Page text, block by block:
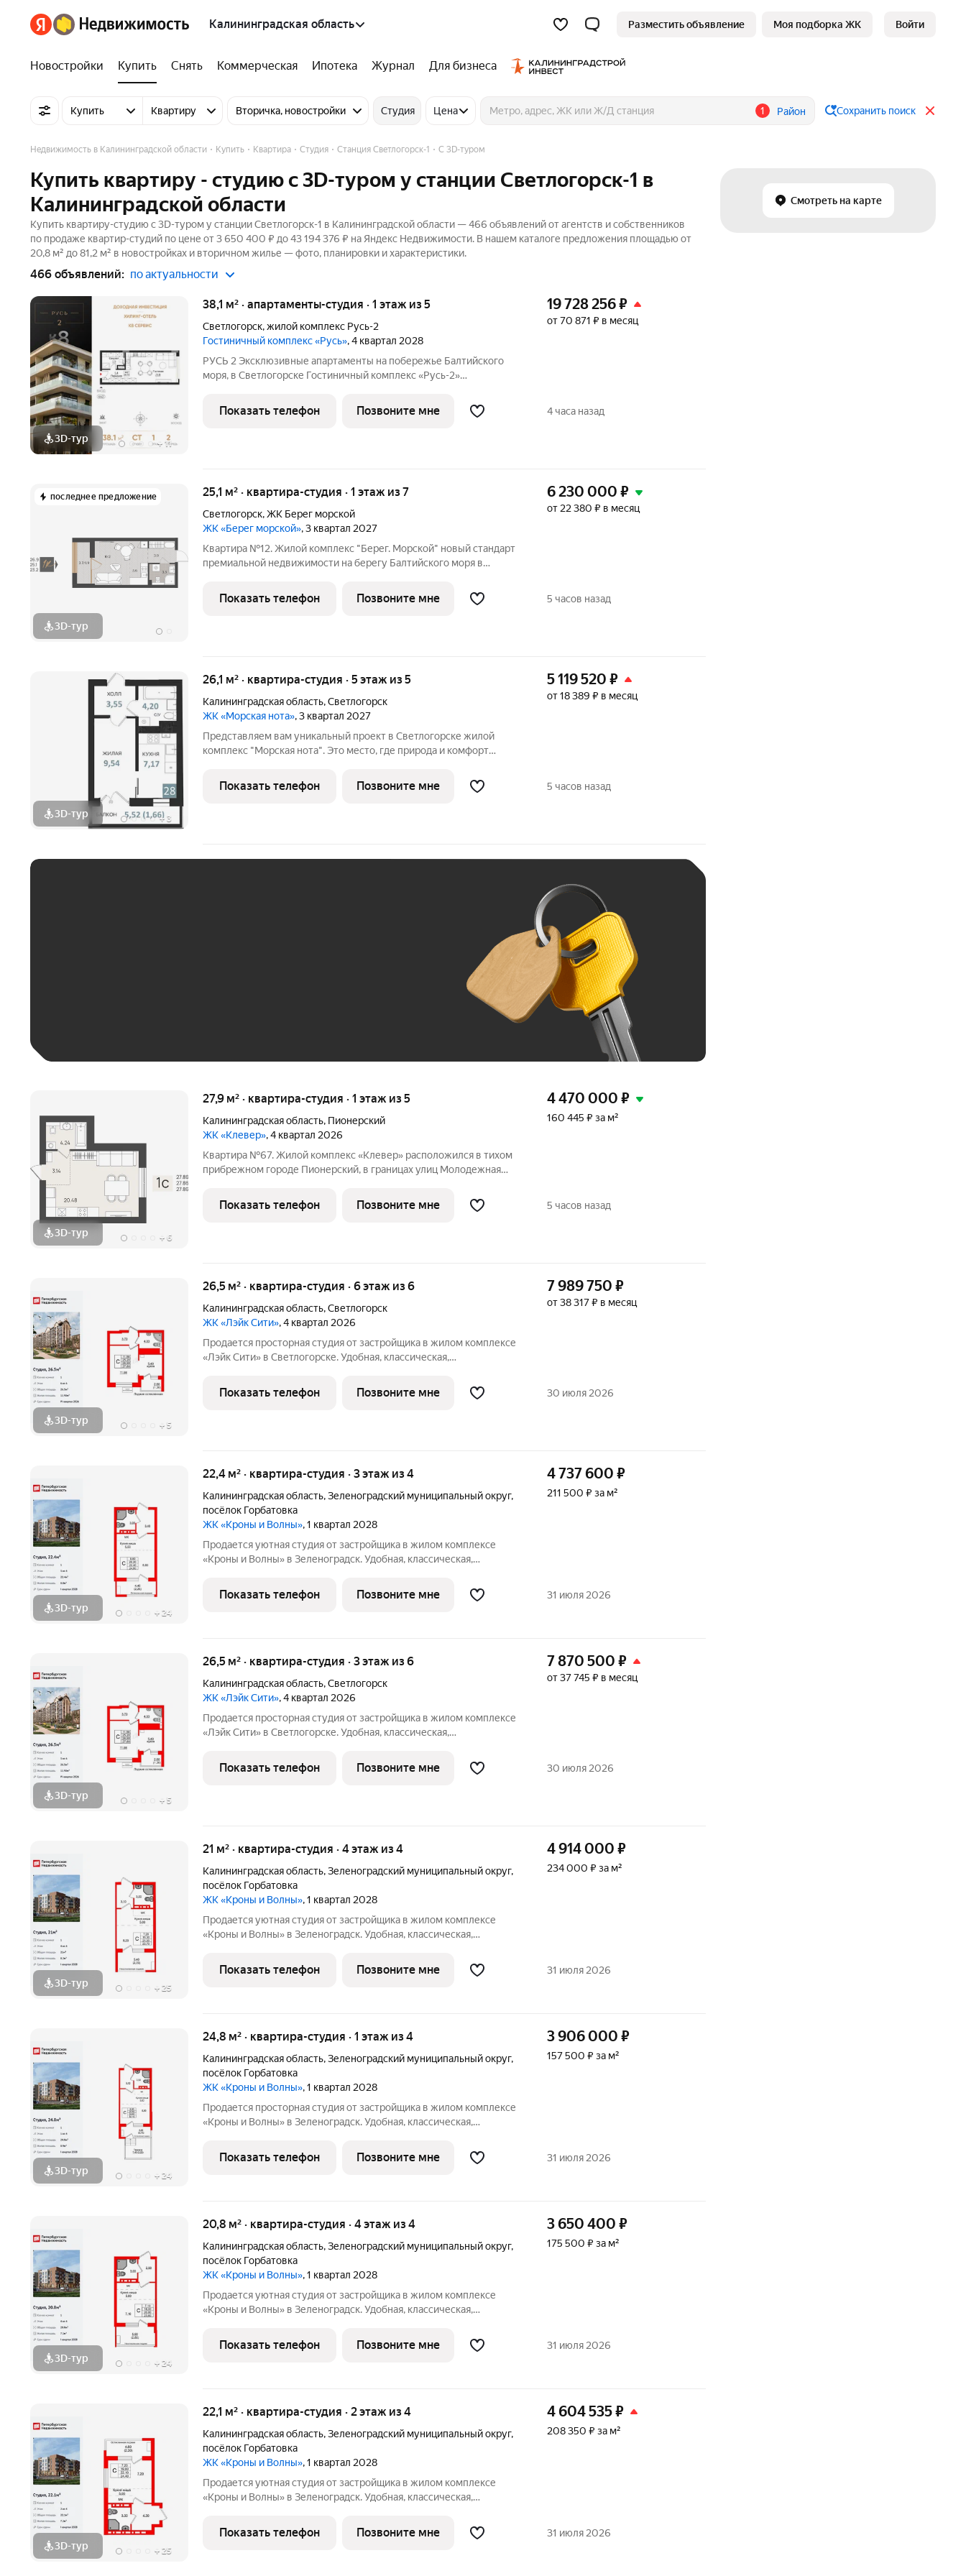
Калининградская область Разместить объявление Моя подборка ЖК Войти
Новостройки Купить Снять Коммерческая Ипотека Журнал Для бизнеса
Купить Квартиру Вторичка, новостройки Студия Цена 1 Район Сохранить поиск
Смотреть на карте
Недвижимость в Калининградской области Купить Квартира Студия Станция Светлогорск-1 C 3D-туром
Купить квартиру - студию c 3D-туром у станции Светлогорск-1 в
Калининградской области
Купить квартиру-студию c 3D-туром у станции Светлогорск-1 в Калининградской области — 466 объявлений от агентств и собственников
по продаже квартир-студий по цене от 3 650 400 ₽ до 43 194 376 ₽ на Яндекс Недвижимости. В нашем каталоге предложения площадью от
20,8 м² до 81,2 м² в новостройках и вторичном жилье — фото, планировки и характеристики.
466 объявлений: по актуальности
3D-тур + 11
38,1 м² · апартаменты-студия · 1 этаж из 5
Светлогорск,жилой комплекс Русь-2
Гостиничный комплекс «Русь», 4 квартал 2028
РУСЬ 2 Эксклюзивные апартаменты на побережье Балтийского
моря, в Светлогорске Гостиничный комплекс «Русь-2»
восстановления сил, отдыха, оздоровления на берегу моря. Срок
сдачи - 4 квартал 2028 года.
19 728 256₽
от 70 871 ₽ в месяц
Показать телефон Позвоните мне 4 часа назад
последнее предложение
3D-тур
25,1 м² · квартира-студия · 1 этаж из 7
Светлогорск,ЖК Берег морской
ЖК «Берег морской», 3 квартал 2027
Квартира №12. Жилой комплекс "Берег. Морской" новый стандарт
премиальной недвижимости на берегу Балтийского моря в
масштабного жилого квартала "Берег" на Олимпийском бульваре,
недалеко от
6 230 000 ₽
от 22 380 ₽ в месяц
Показать телефон Позвоните мне 5 часов назад
3D-тур + 3
26,1 м² · квартира-студия · 5 этаж из 5
Калининградская область,Светлогорск
ЖК «Морская нота», 3 квартал 2027
Представляем вам уникальный проект в Светлогорске жилой
комплекс "Морская нота". Это место, где природа и комфорт
жизни и отдыха. РАССРОЧКИ НА ВАШИХ УСЛОВИЯХ!
Архитектура и удобства
5 119 520 ₽
от 18 389 ₽ в месяц
Показать телефон Позвоните мне 5 часов назад
3D-тур + 6
27,9 м² · квартира-студия · 1 этаж из 5
Калининградская область, Пионерский
ЖК «Клевер», 4 квартал 2026
Квартира №67. Жилой комплекс «Клевер» расположился в тихом
прибрежном городе Пионерский, в границах улиц Молодежная
состоит из 5 пятиэтажных домов. Застройщиком спроектированы
одно-,
4 470 000 ₽
160 445 ₽ за м²
Показать телефон Позвоните мне 5 часов назад
3D-тур + 5
26,5 м² · квартира-студия · 6 этаж из 6
Калининградская область,Светлогорск
ЖК «Лэйк Сити», 4 квартал 2026
Продается просторная студия от застройщика в жилом комплексе
«Лэйк Сити» в Светлогорске. Удобная, классическая,
просторная прихожая 3.7 м. Общая площадь студии - 26.5 м, жилая
11.98 м,
7 989 750 ₽
от 38 317 ₽ в месяц
Показать телефон Позвоните мне 30 июля 2026
3D-тур + 24
22,4 м² · квартира-студия · 3 этаж из 4
Калининградская область,Зеленоградский муниципальный округ,
посёлок Горбатовка
ЖК «Кроны и Волны», 1 квартал 2028
Продается уютная студия от застройщика в жилом комплексе
«Кроны и Волны» в Зеленоградск. Удобная, классическая,
просторная прихожая 3.4 м. Общая площадь студии - 22.4 м, жилая
8.8 м, высота
4 737 600 ₽
211 500 ₽ за м²
Показать телефон Позвоните мне 31 июля 2026
3D-тур + 5
26,5 м² · квартира-студия · 3 этаж из 6
Калининградская область,Светлогорск
ЖК «Лэйк Сити», 4 квартал 2026
Продается просторная студия от застройщика в жилом комплексе
«Лэйк Сити» в Светлогорске. Удобная, классическая,
просторная прихожая 3.7 м. Общая площадь студии - 26.5 м, жилая
11.98 м,
7 870 500 ₽
от 37 745 ₽ в месяц
Показать телефон Позвоните мне 30 июля 2026
3D-тур + 25
21 м² · квартира-студия · 4 этаж из 4
Калининградская область,Зеленоградский муниципальный округ,
посёлок Горбатовка
ЖК «Кроны и Волны», 1 квартал 2028
Продается уютная студия от застройщика в жилом комплексе
«Кроны и Волны» в Зеленоградск. Удобная, классическая,
вместительная прихожая 3.1 м. Общая площадь студии - 21 м,
жилая 8.2 м, высота
4 914 000 ₽
234 000 ₽ за м²
Показать телефон Позвоните мне 31 июля 2026
3D-тур + 24
24,8 м² · квартира-студия · 1 этаж из 4
Калининградская область,Зеленоградский муниципальный округ,
посёлок Горбатовка
ЖК «Кроны и Волны», 1 квартал 2028
Продается просторная студия от застройщика в жилом комплексе
«Кроны и Волны» в Зеленоградск. Удобная, классическая,
вместительная прихожая 3.1 м. Общая площадь студии - 24.8 м,
жилая 8.9 м,
3 906 000 ₽
157 500 ₽ за м²
Показать телефон Позвоните мне 31 июля 2026
3D-тур + 24
20,8 м² · квартира-студия · 4 этаж из 4
Калининградская область,Зеленоградский муниципальный округ,
посёлок Горбатовка
ЖК «Кроны и Волны», 1 квартал 2028
Продается уютная студия от застройщика в жилом комплексе
«Кроны и Волны» в Зеленоградск. Удобная, классическая,
вместительная прихожая 2.9 м. Общая площадь студии - 20.8 м,
жилая 7.1 м,
3 650 400 ₽
175 500 ₽ за м²
Показать телефон Позвоните мне 31 июля 2026
3D-тур + 25
22,1 м² · квартира-студия · 2 этаж из 4
Калининградская область,Зеленоградский муниципальный округ,
посёлок Горбатовка
ЖК «Кроны и Волны», 1 квартал 2028
Продается уютная студия от застройщика в жилом комплексе
«Кроны и Волны» в Зеленоградск. Удобная, классическая,
просторная прихожая 4.3 м. Общая площадь студии - 22.1 м, жилая
7.2 м, высота
4 604 535₽
208 350 ₽ за м²
Показать телефон Позвоните мне 31 июля 2026